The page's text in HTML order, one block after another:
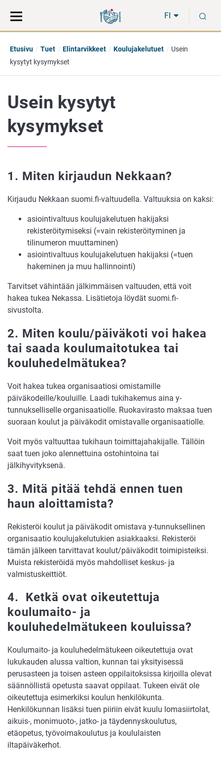
suoraan
sisältöön
koko
sivuston
FI
Etusivu Tuet Elintarvikkeet Koulujakelutuet
Usein
kysytyt kysymykset
Usein kysytyt
kysymykset
1. Miten kirjaudun Nekkaan?
Kirjaudu Nekkaan suomi.fi-valtuudella. Valtuuksia on kaksi:
asiointivaltuus koulujakelutuen hakijaksi
rekisteröitymiseksi (=vain rekisteröityminen ja
tilinumeron muuttaminen)
asiointivaltuus koulujakelutuen hakijaksi (=tuen
hakeminen ja muu hallinnointi)
Tarvitset vähintään jälkimmäisen valtuuden, että voit
hakea tukea Nekassa. Lisätietoja löydät suomi.fi-
sivustolta.
2. Miten koulu/päiväkoti voi hakea
tai saada koulumaitotukea tai
kouluhedelmätukea?
Voit hakea tukea organisaatiosi omistamille
päiväkodeille/kouluille. Laadi tukihakemus aina y-
tunnukselliselle organisaatiolle. Ruokavirasto maksaa tuen
suoraan koulut ja päiväkodit omistavalle organisaatiolle.
Voit myös valtuuttaa tukihaun toimittajahakijalle. Tällöin
saat tuen joko alennettuina ostohintoina tai
jälkihyvityksenä.
3. Mitä pitää tehdä ennen tuen
haun aloittamista?
Rekisteröi koulut ja päiväkodit omistava y-tunnuksellinen
organisaatio koulujakelutukien asiakkaaksi. Rekisteröi
tämän jälkeen tarvittavat koulut/päiväkodit toimipisteiksi.
Muista rekisteröidä myös mahdolliset keskus- ja
valmistuskeittiöt.
4. Ketkä ovat oikeutettuja
koulumaito- ja
kouluhedelmätukeen kouluissa?
Koulumaito- ja kouluhedelmätukeen oikeutettuja ovat
lukukauden alussa valtion, kunnan tai yksityisessä
perusasteen ja toisen asteen oppilaitoksissa kirjoilla olevat
säännöllistä opetusta saavat oppilaat. Tukeen eivät ole
oikeutettuja esimerkiksi koulun henkilökunta.
Henkilökunnan lisäksi tuen piiriin eivät kuulu lomasiirtolat,
aikuis-, monimuoto-, jatko- ja täydennyskoulutus,
etäopetus, työvoimakoulutus ja koululaisten
iltapäiväkerhot.